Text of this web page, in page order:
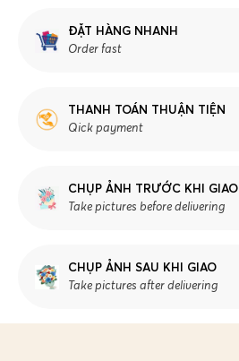
ĐẶT HÀNG NHANH
Order fast
THANH TOÁN THUẬN TIỆN
Qick payment
CHỤP ẢNH TRƯỚC KHI GIAO
Take pictures before delivering
CHỤP ẢNH SAU KHI GIAO
Take pictures after delivering